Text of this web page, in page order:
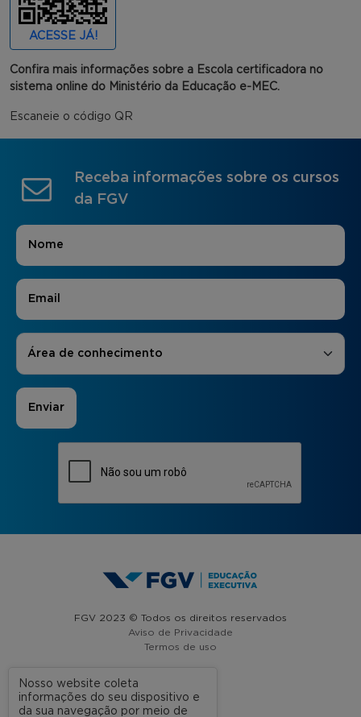
ACESSE JÁ!
Confira mais informações sobre a Escola certificadora no
sistema online do Ministério da Educação e-MEC.
Escaneie o código QR
Receba informações sobre os cursos
da FGV
Nome
E-mail
Áreas de Interesse
Área de conhecimento
FGV 2023 © Todos os direitos reservados
Aviso de Privacidade
Termos de uso
A FGV
Nosso website coleta
informações do seu dispositivo e
da sua navegação por meio de